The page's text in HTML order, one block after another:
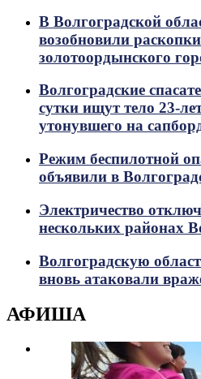
В Волгоградской
возобновили раскопки
золотоордынского
Волгоградские
сутки ищут тело 23-
утонувшего на
Режим беспилотной
объявили в
Электричество
нескольких районах
Волгоградскую
вновь атаковали
АФИША